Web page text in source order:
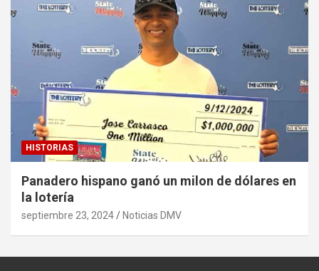
HISTORIAS
Panadero hispano ganó un milon de dólares en
la lotería
septiembre 23, 2024 Noticias DMV